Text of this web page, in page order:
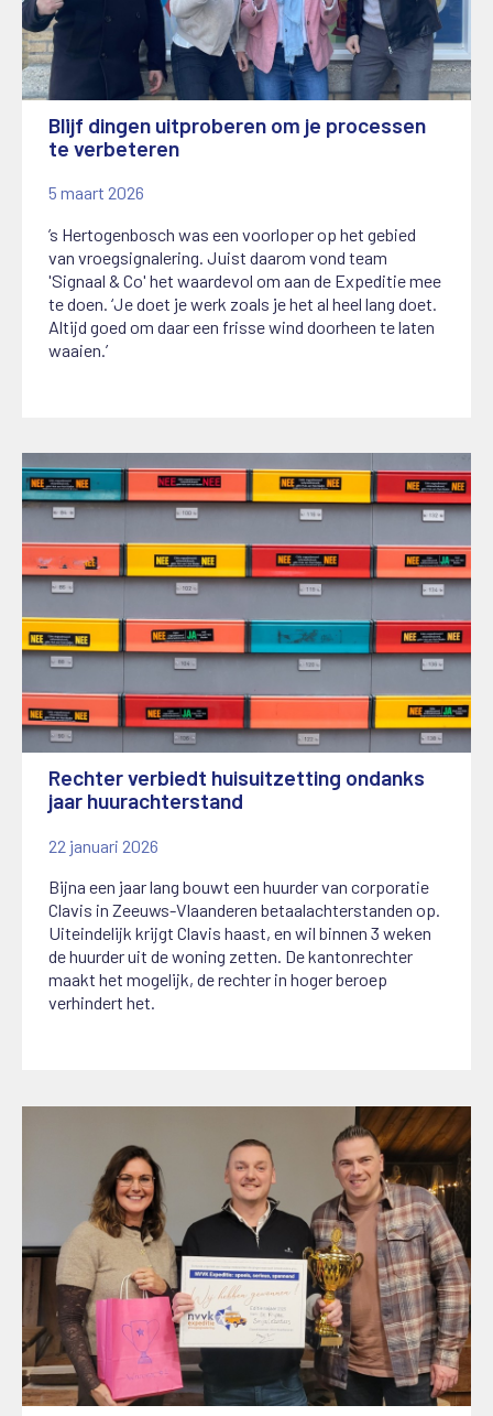
Blijf dingen uitproberen om je processen
te verbeteren
5 maart 2026
’s Hertogenbosch was een voorloper op het gebied
van vroegsignalering. Juist daarom vond team
'Signaal & Co' het waardevol om aan de Expeditie mee
te doen. ‘Je doet je werk zoals je het al heel lang doet.
Altijd goed om daar een frisse wind doorheen te laten
waaien.’
Rechter verbiedt huisuitzetting ondanks
jaar huurachterstand
22 januari 2026
Bijna een jaar lang bouwt een huurder van corporatie
Clavis in Zeeuws-Vlaanderen betaalachterstanden op.
Uiteindelijk krijgt Clavis haast, en wil binnen 3 weken
de huurder uit de woning zetten. De kantonrechter
maakt het mogelijk, de rechter in hoger beroep
verhindert het.